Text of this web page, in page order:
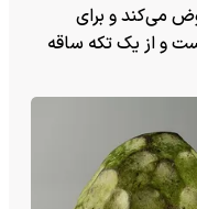
می‌کند و برای
و از یک تکه ساقه